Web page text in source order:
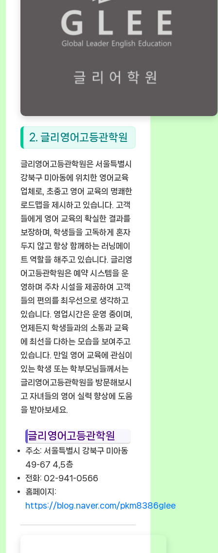
2. 글리영어고등관학원
글리영어고등관학원은 서울특별시
강북구 미아동에 위치한 영어교육
업체로, 초중고 영어 교육의 명쾌한
로드맵을 제시하고 있습니다. 고객
들에게 영어 교육의 확실한 결과를
보장하며, 학생들을 고독하게 혼자
두지 않고 항상 함께하는 러닝메이
트 역할을 해주고 있습니다. 글리영
어고등관학원은 예약 시스템을 운
영하며 주차 시설을 제공하여 고객
들의 편의를 최우선으로 생각하고
있습니다. 영업시간은 운영 중이며,
언제든지 학생들과의 소통과 교육
에 최선을 다하는 모습을 보여주고
있습니다. 만일 영어 교육에 관심이
있는 학생 또는 학부모님들께서는
글리영어고등관학원을 방문해보시
고 자녀들의 영어 실력 향상에 도움
을 받아보세요.
글리영어고등관학원
주소: 서울특별시 강북구 미아동
49-67 4,5층
전화: 02-941-0566
홈페이지:
https://blog.naver.com/pkm8386glee